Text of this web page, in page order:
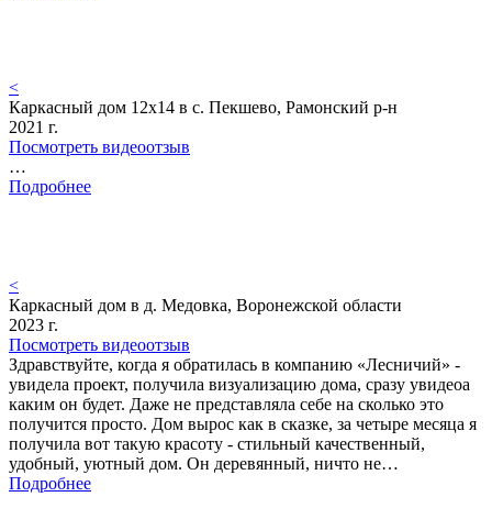
<
Каркасный дом 12х14 в с. Пекшево, Рамонский р-н
2021 г.
Посмотреть видеоотзыв
…
Подробнее
<
Каркасный дом в д. Медовка, Воронежской области
2023 г.
Посмотреть видеоотзыв
Здравствуйте, когда я обратилась в компанию «Лесничий» -
увидела проект, получила визуализацию дома, сразу увидеоа
каким он будет. Даже не представляла себе на сколько это
получится просто. Дом вырос как в сказке, за четыре месяца я
получила вот такую красоту - стильный качественный,
удобный, уютный дом. Он деревянный, ничто не…
Подробнее